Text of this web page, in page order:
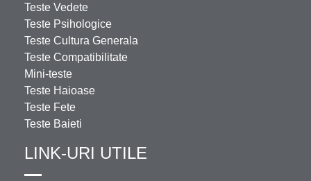
Teste Vedete
Teste Psihologice
Teste Cultura Generala
Teste Compatibilitate
Mini-teste
Teste Haioase
Teste Fete
Teste Baieti
LINK-URI UTILE